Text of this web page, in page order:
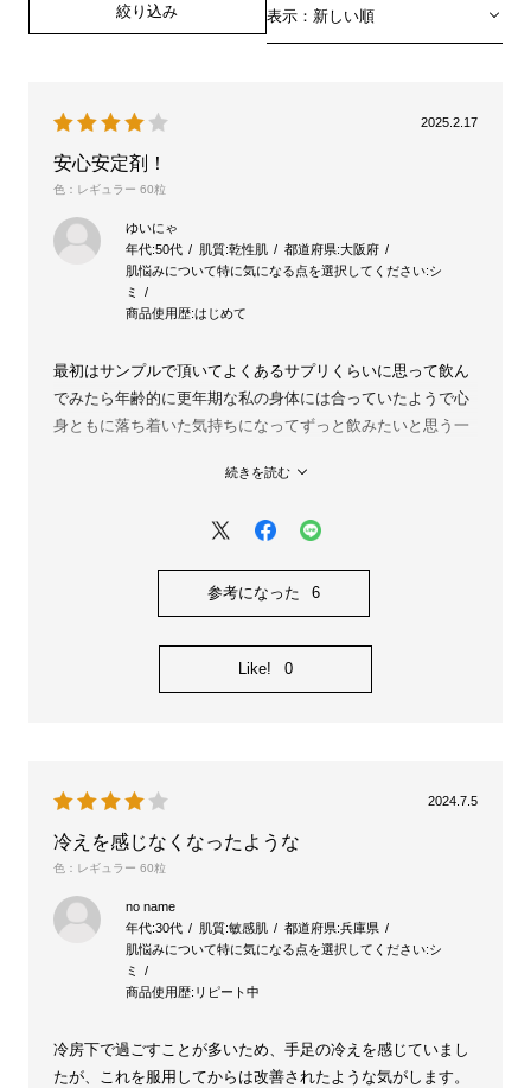
絞り込み 表示：新しい順
2025.2.17
安心安定剤！
色：レギュラー 60粒
ゆいにゃ
年代:50代 肌質:乾性肌 都道府県:大阪府
肌悩みについて特に気になる点を選択してください:シ
ミ
商品使用歴:はじめて
最初はサンプルで頂いてよくあるサプリくらいに思って飲ん
でみたら年齢的に更年期な私の身体には合っていたようで心
身ともに落ち着いた気持ちになってずっと飲みたいと思う一
ただお値段がお高いのでなかなか続けるのは厳しいかなと思
続きを読む
参考になった 6
Like! 0
2024.7.5
冷えを感じなくなったような
色：レギュラー 60粒
no name
年代:30代 肌質:敏感肌 都道府県:兵庫県
肌悩みについて特に気になる点を選択してください:シ
ミ
商品使用歴: リピート中
冷房下で過ごすことが多いため、手足の冷えを感じていまし
たが、これを服用してからは改善されたような気がします。